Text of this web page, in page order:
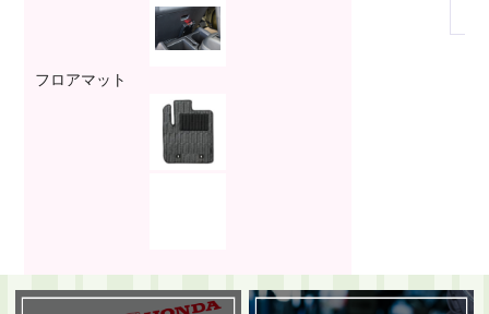
フロアマット